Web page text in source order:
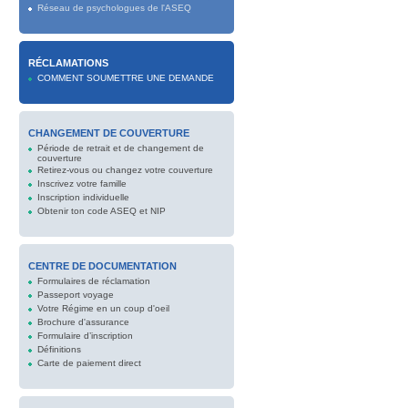
Réseau de psychologues de l'ASEQ
RÉCLAMATIONS
COMMENT SOUMETTRE UNE DEMANDE
CHANGEMENT DE COUVERTURE
Période de retrait et de changement de
couverture
Retirez-vous ou changez votre couverture
Inscrivez votre famille
Inscription individuelle
Obtenir ton code ASEQ et NIP
CENTRE DE DOCUMENTATION
Formulaires de réclamation
Passeport voyage
Votre Régime en un coup d'oeil
Brochure d'assurance
Formulaire d’inscription
Définitions
Carte de paiement direct